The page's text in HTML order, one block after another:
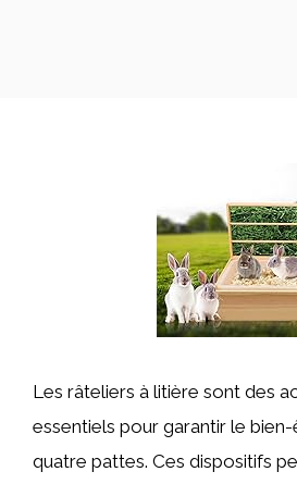
Les râteliers à litière sont des
essentiels pour garantir le
quatre pattes. Ces dispositifs